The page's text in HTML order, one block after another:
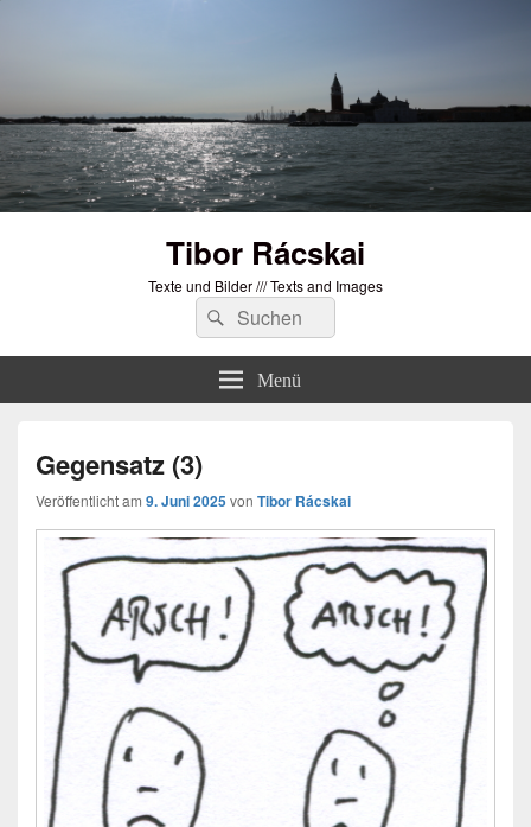
Tibor Rácskai
Texte und Bilder /// Texts and Images
Suchen
nach:
Suchen
Menü
Gegensatz (3)
Veröffentlicht am 9. Juni 2025von Tibor Rácskai